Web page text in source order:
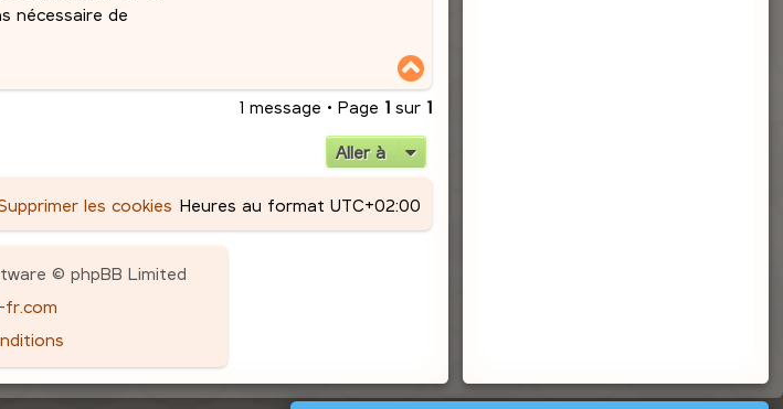
nécessaire de
t
1 message • Page 1sur 1
Aller à
Heures au format UTC+02:00
les cookies
© phpBB Limited
fr.com